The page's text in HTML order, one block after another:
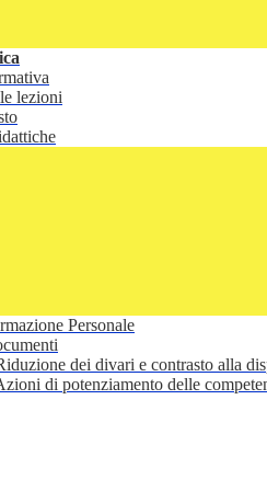
lezioni
Personale
dei divari e contrasto alla
di potenziamento delle